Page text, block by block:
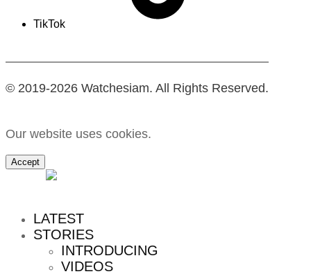
TikTok
© 2019-2026 Watchesiam. All Rights Reserved.
Our website uses cookies.
Accept
LATEST
STORIES
INTRODUCING
VIDEOS